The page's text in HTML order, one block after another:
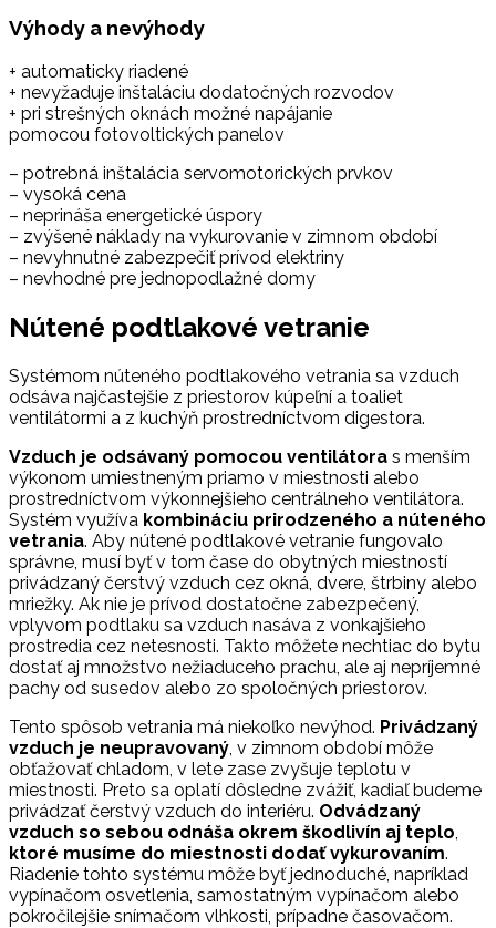
Výhody a nevýhody
+ automaticky riadené
+ nevyžaduje inštaláciu dodatočných rozvodov
+ pri strešných oknách možné napájanie
pomocou fotovoltických panelov
– potrebná inštalácia servomotorických prvkov
– vysoká cena
– neprináša energetické úspory
– zvýšené náklady na vykurovanie v zimnom období
– nevyhnutné zabezpečiť prívod elektriny
– nevhodné pre jednopodlažné domy
Nútené podtlakové vetranie
Systémom núteného podtlakového vetrania sa vzduch
odsáva najčastejšie z priestorov kúpeľní a toaliet
ventilátormi a z kuchýň prostredníctvom digestora.
Vzduch je odsávaný pomocou ventilátora s menším
výkonom umiestneným priamo v miestnosti alebo
prostredníctvom výkonnejšieho centrálneho ventilátora.
Systém využíva kombináciu prirodzeného a núteného
vetrania. Aby nútené podtlakové vetranie fungovalo
správne, musí byť v tom čase do obytných miestností
privádzaný čerstvý vzduch cez okná, dvere, štrbiny alebo
mriežky. Ak nie je prívod dostatočne zabezpečený,
vplyvom podtlaku sa vzduch nasáva z vonkajšieho
prostredia cez netesnosti. Takto môžete nechtiac do bytu
dostať aj množstvo nežiaduceho prachu, ale aj nepríjemné
pachy od susedov alebo zo spoločných priestorov.
Tento spôsob vetrania má niekoľko nevýhod. Privádzaný
vzduch je neupravovaný , v zimnom období môže
obťažovať chladom, v lete zase zvyšuje teplotu v
miestnosti. Preto sa oplatí dôsledne zvážiť, kadiaľ budeme
privádzať čerstvý vzduch do interiéru. Odvádzaný
vzduch so sebou odnáša okrem škodlivín aj teplo
ktoré musíme do miestnosti dodať vykurovaním.
Riadenie tohto systému môže byť jednoduché, napríklad
vypínačom osvetlenia, samostatným vypínačom alebo
pokročilejšie snímačom vlhkosti, prípadne časovačom.